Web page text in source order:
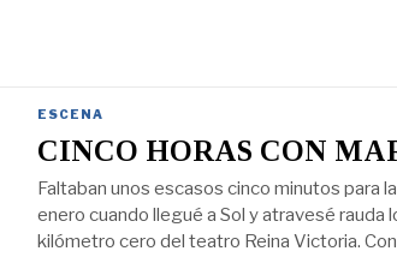
ESCENA
CINCO HORAS CON
Faltaban unos escasos cinco minutos para
enero cuando llegué a Sol y atravesé
kilómetro cero del teatro Reina Victoria.